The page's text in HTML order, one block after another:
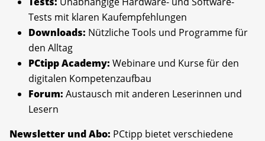
Tests mit klaren Kaufempfehlungen
Downloads: Nützliche Tools und Programme für
den Alltag
PCtipp Academy: Webinare und Kurse für den
digitalen Kompetenzaufbau
Forum: Austausch mit anderen Leserinnen und
Lesern
Newsletter und Abo: PCtipp bietet verschiedene